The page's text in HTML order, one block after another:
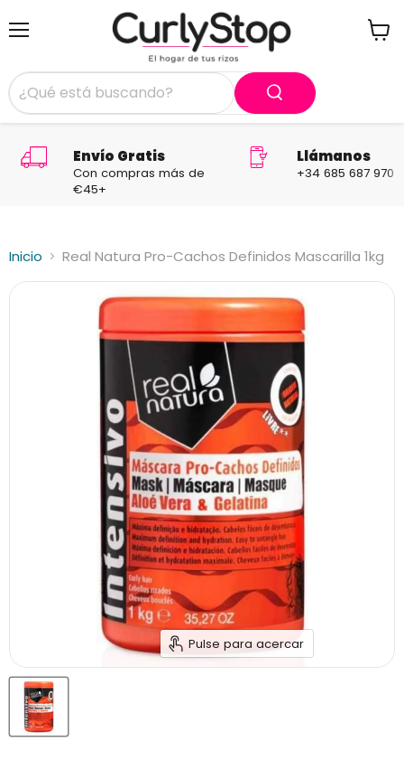
Envío Gratis
Con compras más de
€45+
Llámanos
+34 685 687 970
Inicio Real Natura Pro-Cachos Definidos Mascarilla 1kg
Pulse para acercar